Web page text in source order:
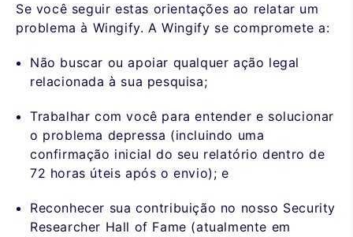
Se você seguir estas orientações ao relatar um
problema à Wingify. A Wingify se compromete a:
Não buscar ou apoiar qualquer ação legal
relacionada à sua pesquisa;
Trabalhar com você para entender e solucionar
o problema depressa (incluindo uma
confirmação inicial do seu relatório dentro de
72 horas úteis após o envio); e
Reconhecer sua contribuição no nosso Security
Researcher Hall of Fame (atualmente em